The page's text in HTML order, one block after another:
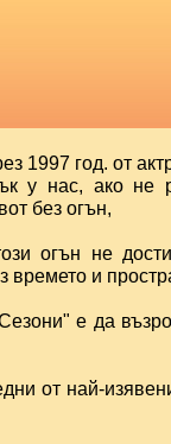
1997 год. от
у нас, ако не
без огън,
огън не
времето и
е да
от най-